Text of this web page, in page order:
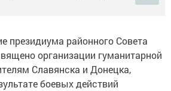
президиума районного Совета
организации гуманитарной
Славянска и Донецка,
боевых действий